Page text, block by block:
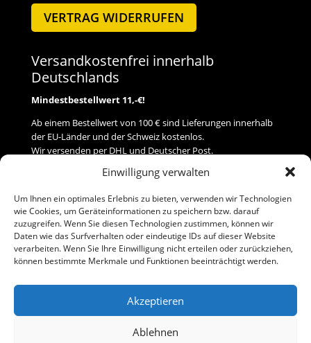
Einwilligung verwalten
Um Ihnen ein optimales Erlebnis zu bieten, verwenden wir Technologien
wie Cookies, um Geräteinformationen zu speichern bzw. darauf
zuzugreifen. Wenn Sie diesen Technologien zustimmen, können wir
Daten wie das Surfverhalten oder eindeutige IDs auf dieser Website
verarbeiten. Wenn Sie Ihre Einwilligung nicht erteilen oder zurückziehen,
können bestimmte Merkmale und Funktionen beeinträchtigt werden.
Akzeptieren
Ablehnen
VERTRAG WIDERRUFEN
Versandkostenfrei innerhalb
Deutschlands
Mindestbestellwert 11,-€!
Ab einem Bestellwert von 100 € sind Lieferungen innerhalb
der EU-Länder und der Schweiz kostenlos.
Wir versenden per DHL und Deutscher Post.
Versand
Zahlung
Baumann Modellspielwaren
Telefon (0 91 61) 33 84